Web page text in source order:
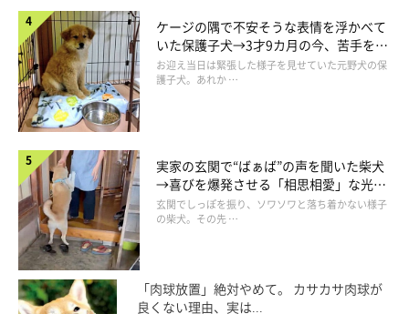
ケージの隅で不安そうな表情を浮かべて
いた保護子犬→3才9カ月の今、苦手を克
服し頼もしいコに成長！
お迎え当日は緊張した様子を見せていた元野犬の保
護子犬。あれか …
実家の玄関で“ばぁば”の声を聞いた柴犬
→喜びを爆発させる「相思相愛」な光景
にほっこり
玄関でしっぽを振り、ソワソワと落ち着かない様子
の柴犬。その先 …
「肉球放置」絶対やめて。 カサカサ肉球が
良くない理由、実は...